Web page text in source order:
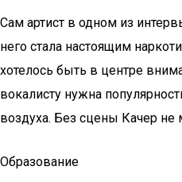
Сам артист в одном из
него стала настоящим
хотелось быть в центре
вокалисту нужна
воздуха. Без сцены Качер
Образование